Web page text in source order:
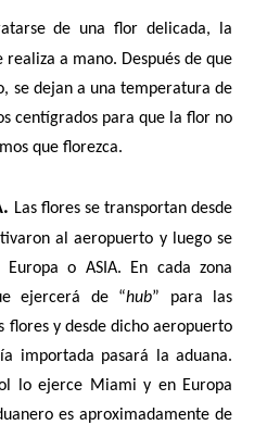
de una flor delicada, la
realiza a mano. Después de que
se dejan a una temperatura de
centígrados para que la flor no
que florezca.
Las flores se transportan desde
al aeropuerto y luego se
Europa o ASIA. En cada zona
ejercerá de “hub” para las
flores y desde dicho aeropuerto
importada pasará la aduana.
lo ejerce Miami y en Europa
es aproximadamente de